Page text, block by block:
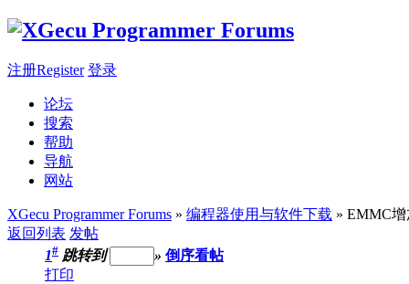
注册Register 登录
论坛
搜索
帮助
导航
网站
XGecu Programmer Forums » 编程器使用与软件下载 » EMMC
返回列表 发帖
1# 跳转到 » 倒序看帖
打印